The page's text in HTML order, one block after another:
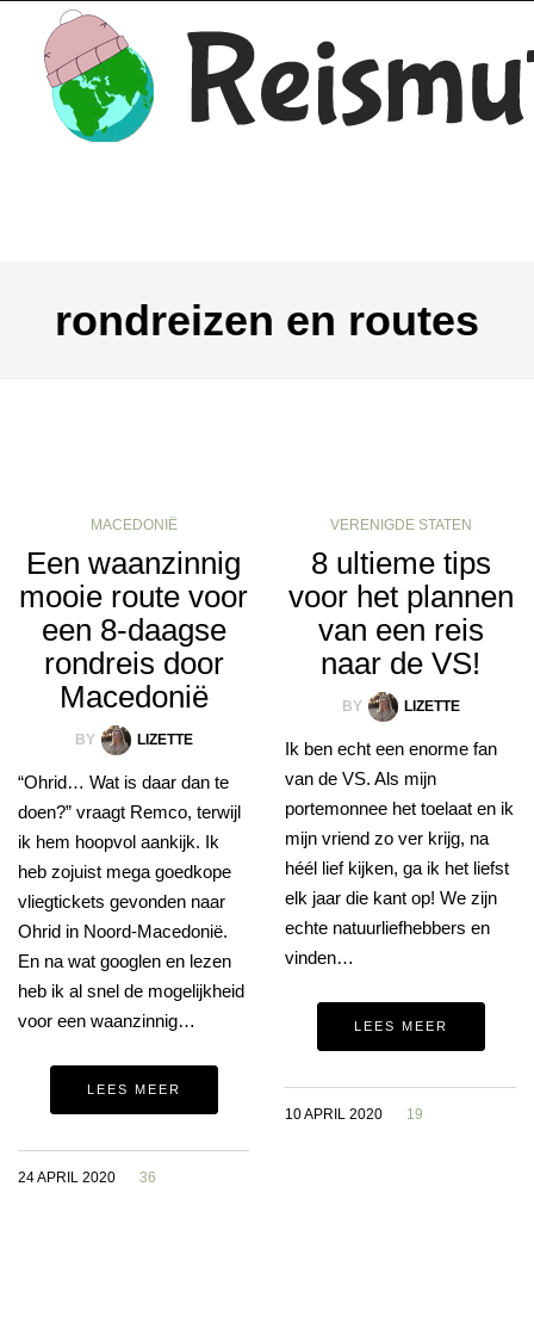
rondreizen en routes
MACEDONIË
Een waanzinnig
mooie route voor
een 8-daagse
rondreis door
Macedonië
BY LIZETTE
“Ohrid… Wat is daar dan te
doen?” vraagt Remco, terwijl
ik hem hoopvol aankijk. Ik
heb zojuist mega goedkope
vliegtickets gevonden naar
Ohrid in Noord-Macedonië.
En na wat googlen en lezen
heb ik al snel de mogelijkheid
voor een waanzinnig…
LEES MEER
24 APRIL 2020 36
VERENIGDE STATEN
8 ultieme tips
voor het plannen
van een reis
naar de VS!
BY LIZETTE
Ik ben echt een enorme fan
van de VS. Als mijn
portemonnee het toelaat en ik
mijn vriend zo ver krijg, na
héél lief kijken, ga ik het liefst
elk jaar die kant op! We zijn
echte natuurliefhebbers en
vinden…
LEES MEER
10 APRIL 2020 19